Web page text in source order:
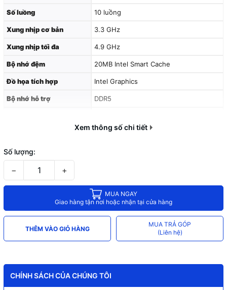
Số luồng 10 luồng
Xung nhịp cơ bản 3.3 GHz
Xung nhịp tối đa 4.9 GHz
Bộ nhớ đệm 20MB Intel Smart Cache
Đồ họa tích hợp Intel Graphics
Bộ nhớ hỗ trợ DDR5
65W
Công suất Turbo tối đa
Xem thông số chi tiết
Số lượng:
− +
MUA NGAY
Giao hàng tận nơi hoặc nhận tại cửa hàng
THÊM VÀO GIỎ HÀNG
MUA TRẢ GÓP
(Liên hệ)
CHÍNH SÁCH CỦA CHÚNG TÔI